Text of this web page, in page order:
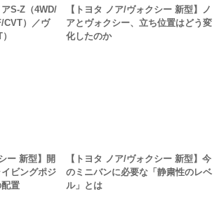
アS-Z（4WD/
CVT）／ヴ
【トヨタ ノア/ヴォクシー 新型】ノ
アとヴォクシー、立ち位置はどう変
化したのか
ー 新型】開
ビングポジ
置
【トヨタ ノア/ヴォクシー 新型】今
のミニバンに必要な「静粛性のレベ
ル」とは